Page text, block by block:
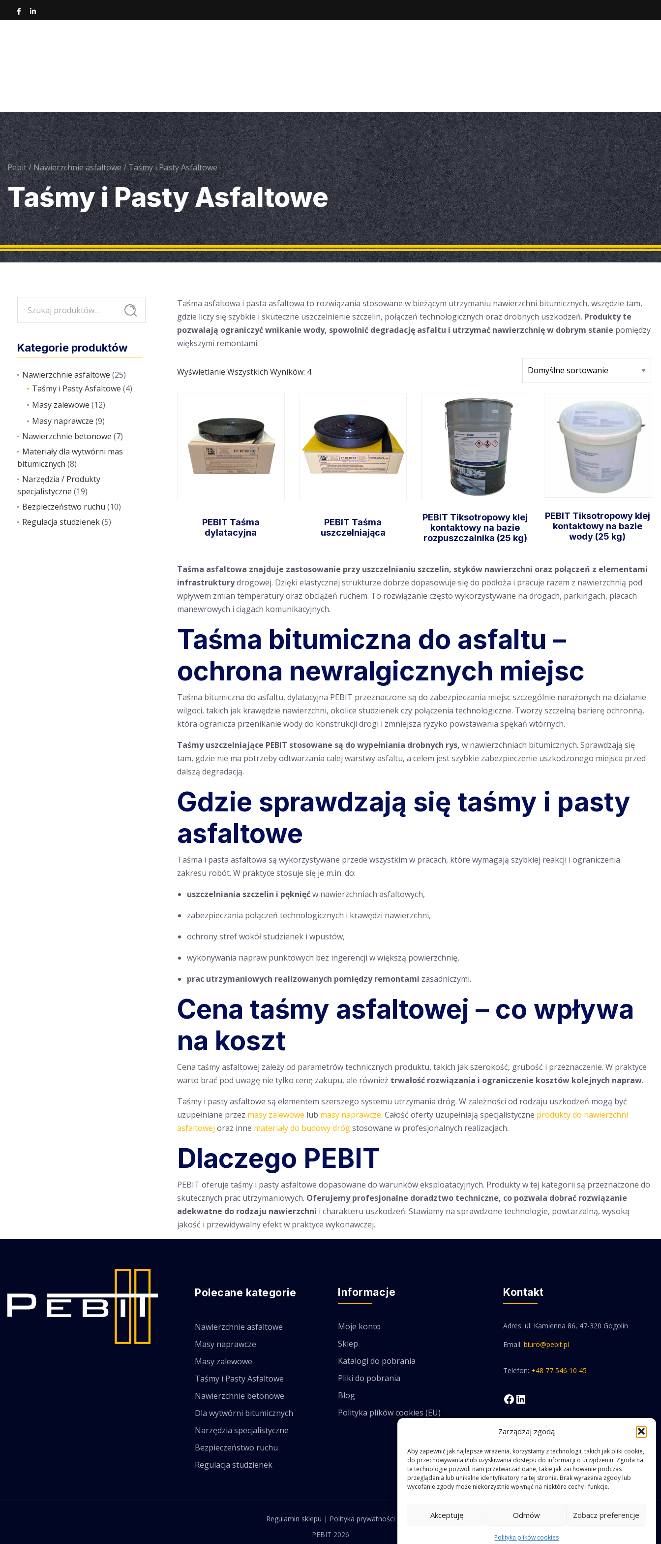
Zarządzaj zgodą
Aby zapewnić jak najlepsze wrażenia, korzystamy z technologii, takich jak pliki cookie,
do przechowywania i/lub uzyskiwania dostępu do informacji o urządzeniu. Zgoda na
te technologie pozwoli nam przetwarzać dane, takie jak zachowanie podczas
przeglądania lub unikalne identyfikatory na tej stronie. Brak wyrażenia zgody lub
wycofanie zgody może niekorzystnie wpłynąć na niektóre cechy i funkcje.
Akceptuję Odmów Zobacz preferencje
Polityka plików cookies
Pebit/Nawierzchnie asfaltowe/Taśmy i Pasty Asfaltowe
Taśmy i Pasty Asfaltowe
Szukaj
Kategorie produktów
Nawierzchnie asfaltowe (25)
Taśmy i Pasty Asfaltowe (4)
Masy zalewowe (12)
Masy naprawcze (9)
Nawierzchnie betonowe (7)
Materiały dla wytwórni mas
bitumicznych (8)
Narzędzia / Produkty
specjalistyczne (19)
Bezpieczeństwo ruchu (10)
Regulacja studzienek(5)
Taśma asfaltowa i pasta asfaltowa to rozwiązania stosowane w bieżącym utrzymaniu nawierzchni bitumicznych, wszędzie tam,
gdzie liczy się szybkie i skuteczne uszczelnienie szczelin, połączeń technologicznych oraz drobnych uszkodzeń. Produkty te
pozwalają ograniczyć wnikanie wody, spowolnić degradację asfaltu i utrzymać nawierzchnię w dobrym stanie pomiędzy
większymi remontami.
Wyświetlanie Wszystkich Wyników: 4
PEBIT Taśma
dylatacyjna
Wybierz
opcje
PEBIT Taśma
uszczelniająca
Wybierz
opcje
PEBIT Tiksotropowy klej
kontaktowy na bazie
rozpuszczalnika (25 kg)
Dodaj do
koszyka
PEBIT Tiksotropowy klej
kontaktowy na bazie
wody (25 kg)
Dodaj do
koszyka
Taśma asfaltowa znajduje zastosowanie przy uszczelnianiu szczelin, styków nawierzchni oraz połączeń z elementami
infrastrukturydrogowej. Dzięki elastycznej strukturze dobrze dopasowuje się do podłoża i pracuje razem z nawierzchnią pod
wpływem zmian temperatury oraz obciążeń ruchem. To rozwiązanie często wykorzystywane na drogach, parkingach, placach
manewrowych i ciągach komunikacyjnych.
Taśma bitumiczna do asfaltu –
ochrona newralgicznych miejsc
Taśma bitumiczna do asfaltu, dylatacyjna PEBIT przeznaczone są do zabezpieczania miejsc szczególnie narażonych na działanie
wilgoci, takich jak krawędzie nawierzchni, okolice studzienek czy połączenia technologiczne. Tworzy szczelną barierę ochronną,
która ogranicza przenikanie wody do konstrukcji drogi i zmniejsza ryzyko powstawania spękań wtórnych.
Taśmy uszczelniające PEBIT stosowane są do wypełniania drobnych rys, w nawierzchniach bitumicznych. Sprawdzają się
tam, gdzie nie ma potrzeby odtwarzania całej warstwy asfaltu, a celem jest szybkie zabezpieczenie uszkodzonego miejsca przed
dalszą degradacją.
Gdzie sprawdzają się taśmy i pasty
asfaltowe
Taśma i pasta asfaltowa są wykorzystywane przede wszystkim w pracach, które wymagają szybkiej reakcji i ograniczenia
zakresu robót. W praktyce stosuje się je m.in. do:
uszczelniania szczelin i pęknięćw nawierzchniach asfaltowych,
zabezpieczania połączeń technologicznych i krawędzi nawierzchni,
ochrony stref wokół studzienek i wpustów,
wykonywania napraw punktowych bez ingerencji w większą powierzchnię,
prac utrzymaniowych realizowanych pomiędzy remontami zasadniczymi.
Cena taśmy asfaltowej – co wpływa
na koszt
Cena taśmy asfaltowej zależy od parametrów technicznych produktu, takich jak szerokość, grubość i przeznaczenie. W praktyce
warto brać pod uwagę nie tylko cenę zakupu, ale również trwałość rozwiązania i ograniczenie kosztów kolejnych napraw.
Taśmy i pasty asfaltowe są elementem szerszego systemu utrzymania dróg. W zależności od rodzaju uszkodzeń mogą być
uzupełniane przez masy zalewowe lub masy naprawcze. Całość oferty uzupełniają specjalistyczne produkty do nawierzchni
asfaltowej oraz inne materiały do budowy drógstosowane w profesjonalnych realizacjach.
Dlaczego PEBIT
PEBIT oferuje taśmy i pasty asfaltowe dopasowane do warunków eksploatacyjnych. Produkty w tej kategorii są przeznaczone do
skutecznych prac utrzymaniowych. Oferujemy profesjonalne doradztwo techniczne, co pozwala dobrać rozwiązanie
adekwatne do rodzaju nawierzchni i charakteru uszkodzeń. Stawiamy na sprawdzone technologie, powtarzalną, wysoką
jakość i przewidywalny efekt w praktyce wykonawczej.
Polecane kategorie
Nawierzchnie asfaltowe
Masy naprawcze
Masy zalewowe
Taśmy i Pasty Asfaltowe
Nawierzchnie betonowe
Dla wytwórni bitumicznych
Narzędzia specjalistyczne
Bezpieczeństwo ruchu
Regulacja studzienek
Informacje
Moje konto
Sklep
Katalogi do pobrania
Pliki do pobrania
Blog
Polityka plików cookies (EU)
Kontakt
Adres: ul. Kamienna 86, 47-320 Gogolin
Email: biuro@pebit.pl
Telefon: +48 77 546 10 45
Facebook
Regulamin sklepu | Polityka prywatności
PEBIT 2026